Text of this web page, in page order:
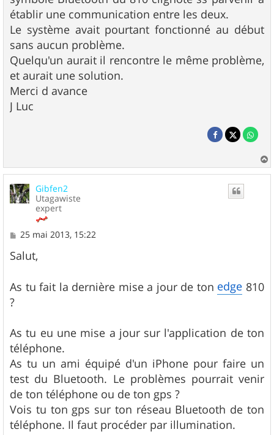
établir une communication entre les deux.
Le système avait pourtant fonctionné au début
sans aucun problème.
Quelqu'un aurait il rencontre le même problème,
et aurait une solution.
Merci d avance
J Luc
a
Gibfen2
Utagawiste
expert
M
s
s
g
e
25 mai 2013, 15:22
Salut,
As tu fait la dernière mise a jour de ton edge 810
?
As tu eu une mise a jour sur l'application de ton
téléphone.
As tu un ami équipé d'un iPhone pour faire un
test du Bluetooth. Le problèmes pourrait venir
de ton téléphone ou de ton gps ?
Vois tu ton gps sur ton réseau Bluetooth de ton
téléphone. Il faut procéder par illumination.